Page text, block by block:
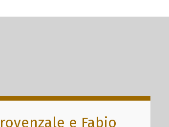
e Fabio